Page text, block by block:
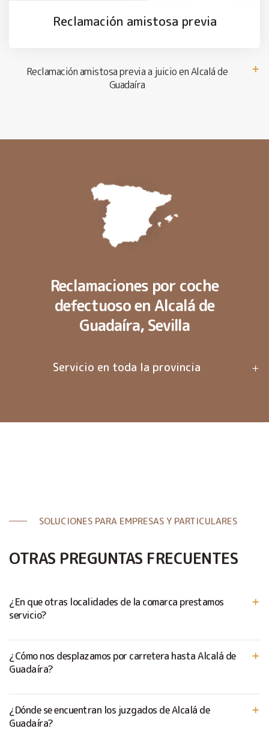
Reclamación amistosa previa
Reclamación amistosa previa a juicio en Alcalá de
Guadaíra
Reclamaciones por coche
defectuoso en Alcalá de
Guadaíra, Sevilla
Servicio en toda la provincia
SOLUCIONES PARA EMPRESAS Y PARTICULARES
OTRAS PREGUNTAS FRECUENTES
¿En que otras localidades de la comarca prestamos
servicio?
¿Cómo nos desplazamos por carretera hasta Alcalá de
Guadaíra?
¿Dónde se encuentran los juzgados de Alcalá de
Guadaíra?